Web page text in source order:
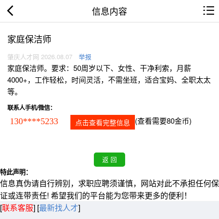
信息内容
家庭保洁师
肇庆人才网 2026.08.07 举报
家庭保洁师。要求：50周岁以下、女性、干净利索，月薪
4000+，工作轻松，时间灵活，不需坐班，适合宝妈、全职太太
等。
联系人手机/微信：
130****5233 点击查看完整信息 (查看需要80金币)
特此声明：
信息真伪请自行辨别，求职应聘须谨慎，网站对此不承担任何保
证或连带责任! 希望我们的平台能为您带来更多的便利！
[联系客服] [最新找人才]